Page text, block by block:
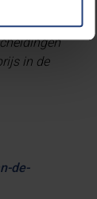
in 2012
Albert II.
in de
de-